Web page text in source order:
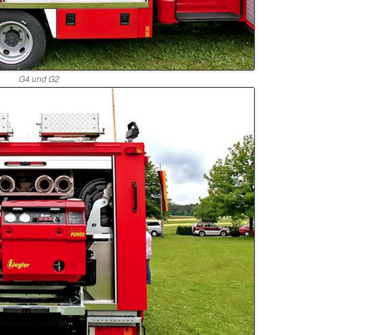
G4 und G2